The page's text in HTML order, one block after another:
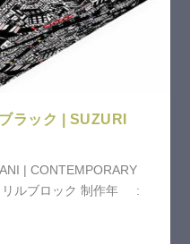
ラック | SUZURI
| CONTEMPORARY
リルブロック 制作年 :